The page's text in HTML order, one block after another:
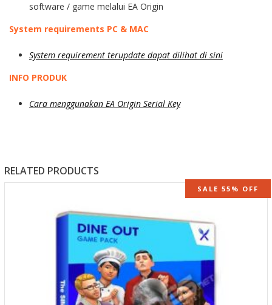
software / game melalui EA Origin
System requirements PC & MAC
System requirement terupdate dapat dilihat di sini
INFO PRODUK
Cara menggunakan EA Origin Serial Key
RELATED PRODUCTS
SALE 55% OFF